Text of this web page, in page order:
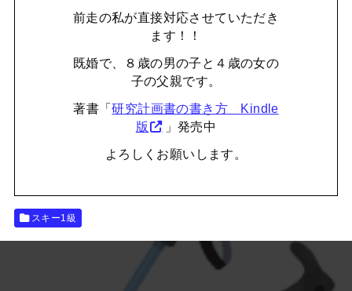
前走の私が直接対応させていただき
ます！！
既婚で、８歳の男の子と４歳の女の
子の父親です。
著書「研究計画書の書き方 Kindle
版
」発売中
よろしくお願いします。
スキー1級